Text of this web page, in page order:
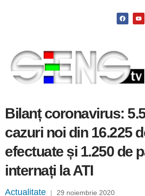
Bilanț coronavirus:
cazuri noi din 16.225
efectuate și 1.250 de
internați la ATI
Actualitate | 29 noiembrie 2020